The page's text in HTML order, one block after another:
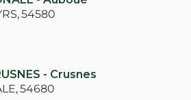
54580
- Crusnes
54680